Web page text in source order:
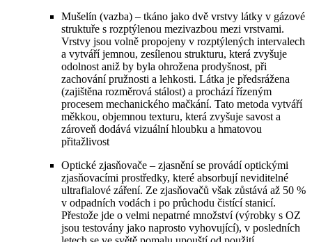
Mušelín (vazba) – tkáno jako dvě vrstvy látky v gázové
struktuře s rozptýlenou mezivazbou mezi vrstvami.
Vrstvy jsou volně propojeny v rozptýlených intervalech
a vytváří jemnou, zesílenou strukturu, která zvyšuje
odolnost aniž by byla ohrožena prodyšnost, při
zachování pružnosti a lehkosti. Látka je předsrážena
(zajištěna rozměrová stálost) a prochází řízeným
procesem mechanického mačkání. Tato metoda vytváří
měkkou, objemnou texturu, která zvyšuje savost a
zároveň dodává vizuální hloubku a hmatovou
přitažlivost
Optické zjasňovače – zjasnění se provádí optickými
zjasňovacími prostředky, které absorbují neviditelné
ultrafialové záření. Ze zjasňovačů však zůstává až 50 %
v odpadních vodách i po průchodu čistící stanicí.
Přestože jde o velmi nepatrné množství (výrobky s OZ
jsou testovány jako naprosto vyhovující), v posledních